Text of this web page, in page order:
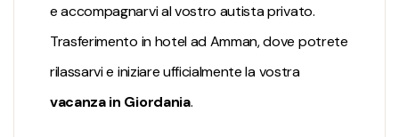
e accompagnarvi al vostro autista privato.
Trasferimento in hotel ad Amman, dove potrete
rilassarvi e iniziare ufficialmente la vostra
vacanza in Giordania.